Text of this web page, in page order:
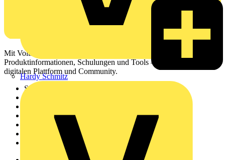
Hardy Schmitz
Mit Voltimum erhalten Elektrofachkräfte Zugang zu Branchennews,
Produktinformationen, Schulungen und Tools – alles auf einer
digitalen Plattform und Community.
Sitemap
Akademie
Produktsuche